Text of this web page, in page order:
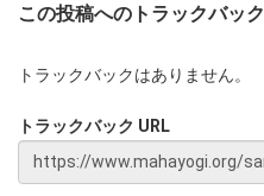
この投稿へのトラックバック
トラックバックはありません。
トラックバック URL